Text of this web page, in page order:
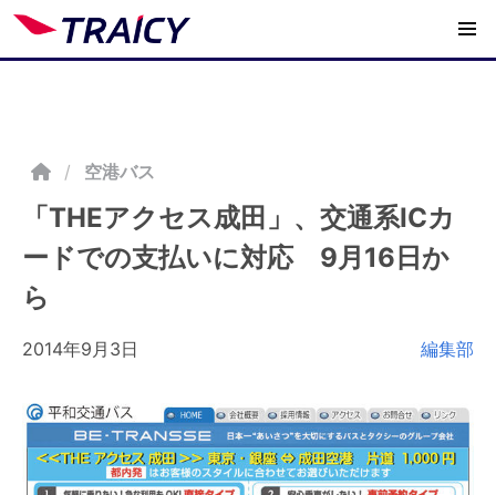
/ 空港バス
「THEアクセス成田」、交通系ICカ
ードでの支払いに対応 9月16日か
ら
2014年9月3日 編集部